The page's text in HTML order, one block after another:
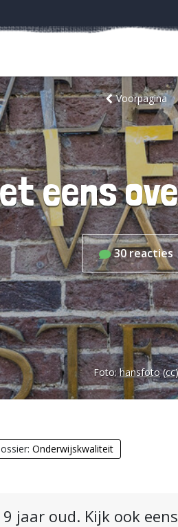
Voorpagina
eens
30reacties
Foto:hansfoto (cc)
Onderwijskwaliteit
jaar oud. Kijk ook